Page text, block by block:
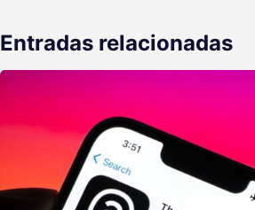
Entradas relacionadas